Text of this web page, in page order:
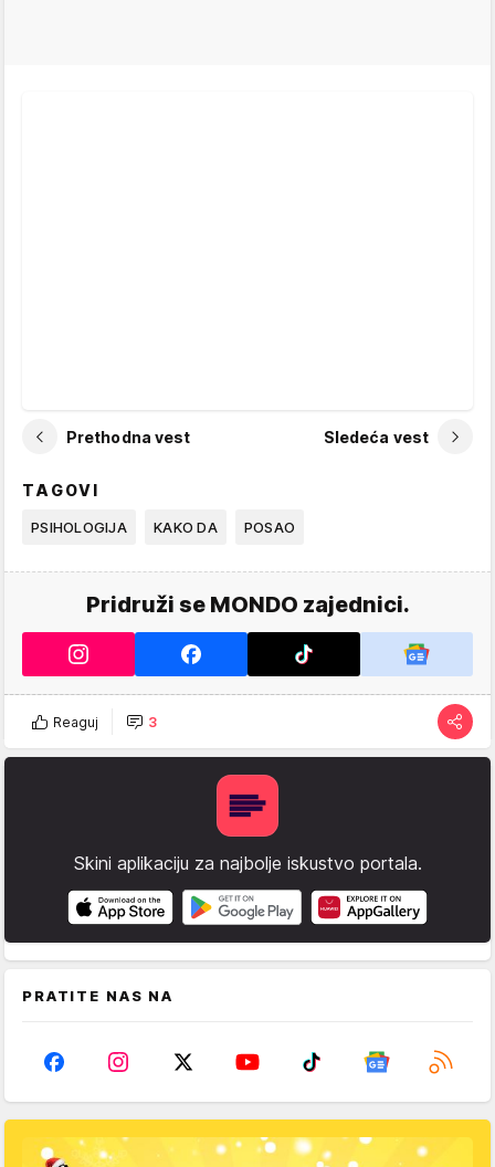
Prethodna vest Sledeća vest
TAGOVI
PSIHOLOGIJA KAKO DA POSAO
Pridruži se MONDO zajednici.
Reaguj 3
Skini aplikaciju za najbolje iskustvo portala.
PRATITE NAS NA